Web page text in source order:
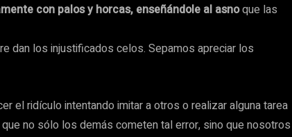
con palos y horcas, enseñándole al asnoque las
dan los injustificados celos. Sepamos apreciar los
el ridículo intentando imitar a otros o realizar alguna tarea
no sólo los demás cometen tal error, sino que nosotros